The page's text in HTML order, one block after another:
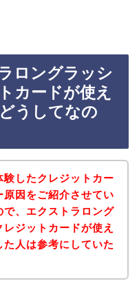
ロングラッシ
カードが使え
うしてなの
したクレジットカー
原因をご紹介させてい
で、エクストラロング
ジットカードが使え
人は参考にしていた